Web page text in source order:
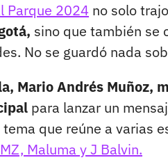
Parque 2024 no solo
sino que también se
No se guardó nada
Mario Andrés Muñoz,
para lanzar un
que reúne a varias
Maluma y J Balvin.